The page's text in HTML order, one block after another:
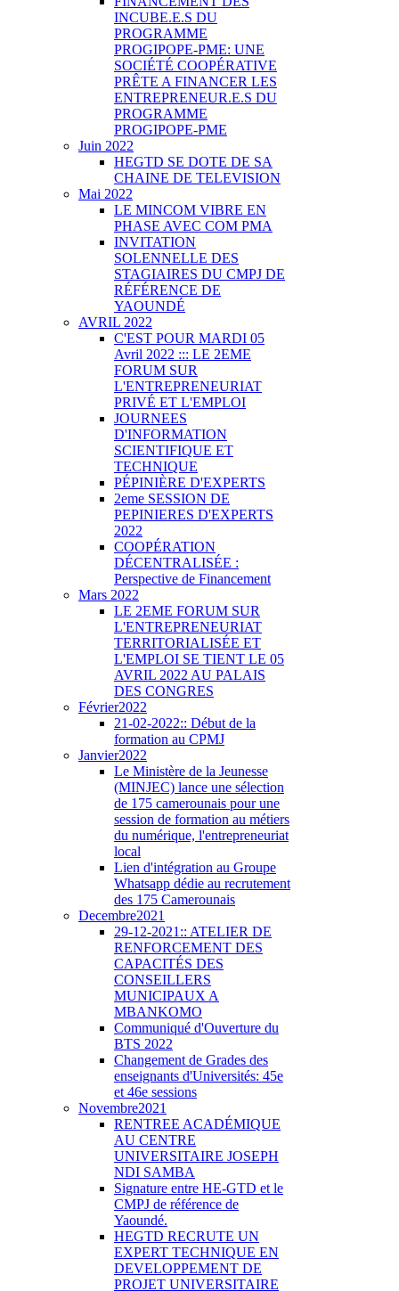
INCUBE.E.S DU
PROGRAMME
PROGIPOPE-PME: UNE
SOCIÉTÉ COOPÉRATIVE
PRÊTE A FINANCER LES
ENTREPRENEUR.E.S DU
PROGRAMME
PROGIPOPE-PME
Juin 2022
HEGTD SE DOTE DE SA
CHAINE DE TELEVISION
Mai 2022
LE MINCOM VIBRE EN
PHASE AVEC COM PMA
INVITATION
SOLENNELLE DES
STAGIAIRES DU CMPJ DE
RÉFÉRENCE DE
YAOUNDÉ
AVRIL 2022
C'EST POUR MARDI 05
Avril 2022 ::: LE 2EME
FORUM SUR
L'ENTREPRENEURIAT
PRIVÉ ET L'EMPLOI
JOURNEES
D'INFORMATION
SCIENTIFIQUE ET
TECHNIQUE
PÉPINIÈRE D'EXPERTS
2eme SESSION DE
PEPINIERES D'EXPERTS
2022
COOPÉRATION
DÉCENTRALISÉE :
Perspective de Financement
Mars 2022
LE 2EME FORUM SUR
L'ENTREPRENEURIAT
TERRITORIALISÉE ET
L'EMPLOI SE TIENT LE 05
AVRIL 2022 AU PALAIS
DES CONGRES
Février2022
21-02-2022:: Début de la
formation au CPMJ
Janvier2022
Le Ministère de la Jeunesse
(MINJEC) lance une sélection
de 175 camerounais pour une
session de formation au métiers
du numérique, l'entrepreneuriat
local
Lien d'intégration au Groupe
Whatsapp dédie au recrutement
des 175 Camerounais
Decembre2021
29-12-2021:: ATELIER DE
RENFORCEMENT DES
CAPACITÉS DES
CONSEILLERS
MUNICIPAUX A
MBANKOMO
Communiqué d'Ouverture du
BTS 2022
Changement de Grades des
enseignants d'Universités: 45e
et 46e sessions
Novembre2021
RENTREE ACADÉMIQUE
AU CENTRE
UNIVERSITAIRE JOSEPH
NDI SAMBA
Signature entre HE-GTD et le
CMPJ de référence de
Yaoundé.
HEGTD RECRUTE UN
EXPERT TECHNIQUE EN
DEVELOPPEMENT DE
PROJET UNIVERSITAIRE